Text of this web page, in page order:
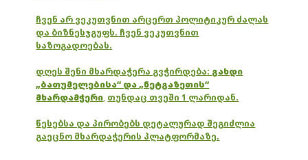
ჩვენ არ ვეკუთვნით არცერთ პოლიტიკურ ძალას
და ბიზნესჯგუფს. ჩვენ ვეკუთვნით
საზოგადოებას.
დღეს შენი მხარდაჭერა გვჭირდება: გახდი
„ბათუმელებისა“ და „ნეტგაზეთის“
მხარდამჭერი, თუნდაც თვეში 1 ლარიდან.
წესებსა და პირობებს დეტალურად შეგიძლია
გაეცნო მხარდაჭერის პლატფორმაზე.